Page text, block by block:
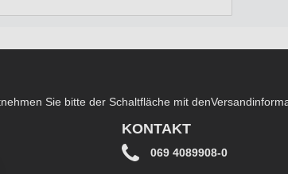
Sie bitte der Schaltfläche mit den
KONTAKT
069 4089908-0